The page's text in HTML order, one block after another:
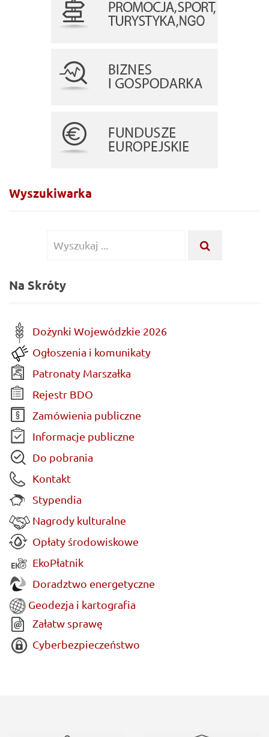
Wyszukiwarka
Wyszukiwanie
Na Skróty
Dożynki Wojewódzkie 2026
Ogłoszenia i komunikaty
Patronaty Marszałka
Rejestr BDO
Zamówienia publiczne
Informacje publiczne
Do pobrania
Kontakt
Stypendia
Nagrody kulturalne
Opłaty środowiskowe
EkoPłatnik
Doradztwo energetyczne
Geodezja i kartografia
Załatw sprawę
Cyberbezpieczeństwo